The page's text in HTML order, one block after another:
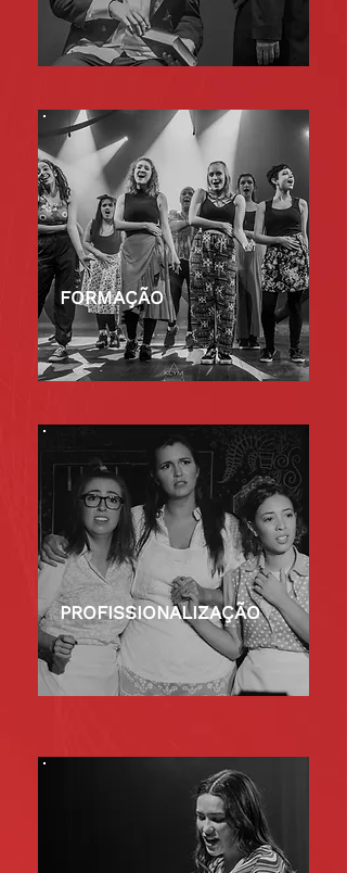
FORMAÇÃO
PROFISSIONALIZAÇÃO